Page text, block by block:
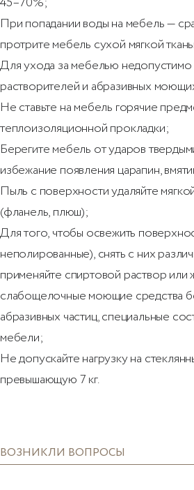
При попадании воды на мебель —
протрите мебель сухой мягкой
Для ухода за мебелью
растворителей и абразивных
Не ставьте на мебель горячие
теплоизоляционной прокладки;
Берегите мебель от ударов
избежание появления царапин,
Пыль с поверхности удаляйте
(фланель, плюш);
Для того, чтобы освежить
неполированные), снять с них
применяйте спиртовой раствор или
слабощелочные моющие средства
абразивных частиц, специальные
мебели;
Не допускайте нагрузку на
превышающую 7 кг.
ВОЗНИКЛИ ВОПРОСЫ